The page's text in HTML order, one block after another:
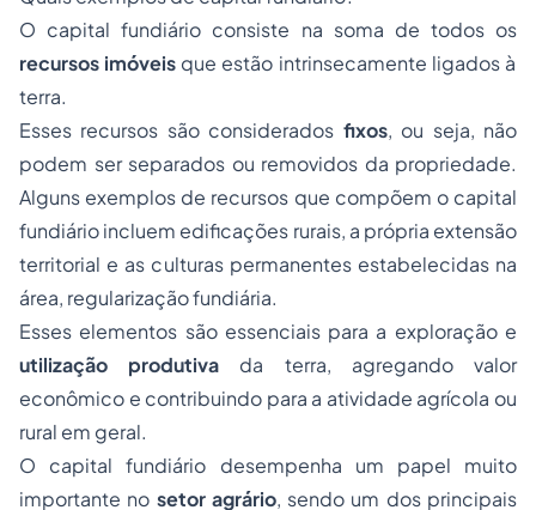
O capital fundiário consiste na soma de todos os
recursos imóveis que estão intrinsecamente ligados à
terra.
Esses recursos são considerados fixos, ou seja, não
podem ser separados ou removidos da propriedade.
Alguns exemplos de recursos que compõem o capital
fundiário incluem edificações rurais, a própria extensão
territorial e as culturas permanentes estabelecidas na
área, regularização fundiária.
Esses elementos são essenciais para a exploração e
utilização produtiva da terra, agregando valor
econômico e contribuindo para a atividade agrícola ou
rural em geral.
O capital fundiário desempenha um papel muito
importante no setor agrário, sendo um dos principais